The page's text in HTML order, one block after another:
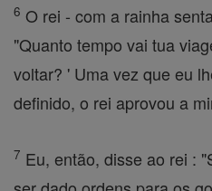
6 O rei - com a rainha
"Quanto tempo vai tua
voltar? ' Uma vez que eu
definido, o rei aprovou a
7 Eu, então, disse ao rei :